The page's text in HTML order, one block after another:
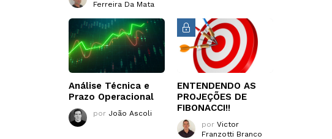
Ferreira Da Mata
Análise Técnica e
Prazo Operacional
por João Ascoli
ENTENDENDO AS
PROJEÇÕES DE
FIBONACCI!!
por Victor
Franzotti Branco